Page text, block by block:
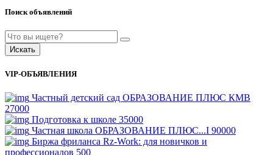
Поиск объявлений
Искать
VIP-ОБЪЯВЛЕНИЯ
Частный детский сад ОБРАЗОВАНИЕ ПЛЮС КМВ
27000
Подготовка к школе 35000
Частная школа ОБРАЗОВАНИЕ ПЛЮС...I 90000
Биржа фриланса Rz-Work: для новичков и
профессионалов 500